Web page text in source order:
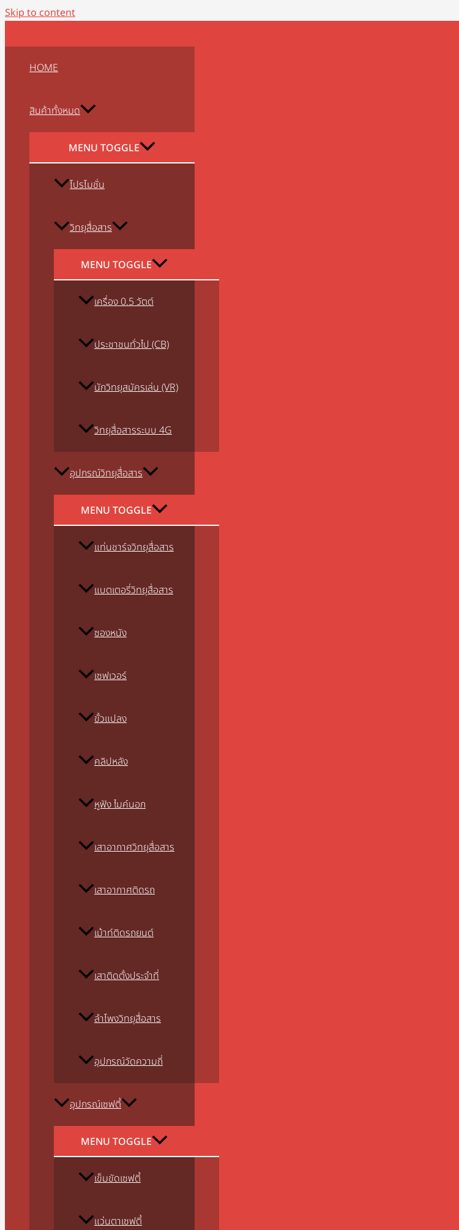
Skip to content
HOME
สินค้าทั้งหมด
MENU TOGGLE
โปรโมชั่น
วิทยุสื่อสาร
MENU TOGGLE
เครื่อง 0.5 วัตต์
ประชาชนทั่วไป (CB)
นักวิทยุสมัครเล่น (VR)
วิทยุสื่อสารระบบ 4G
อุปกรณ์วิทยุสื่อสาร
MENU TOGGLE
แท่นชาร์จวิทยุสื่อสาร
แบตเตอรี่วิทยุสื่อสาร
ซองหนัง
เซฟเวอร์
ขั้วแปลง
คลิปหลัง
หูฟัง ไมค์นอก
เสาอากาศวิทยุสื่อสาร
เสาอากาศติดรถ
เม้าท์ติดรถยนต์
เสาติดตั้งประจำที่
ลำโพงวิทยุสื่อสาร
อุปกรณ์วัดความถี่
อุปกรณ์เซฟตี้
MENU TOGGLE
เข็มขัดเซฟตี้
แว่นตาเซฟตี้